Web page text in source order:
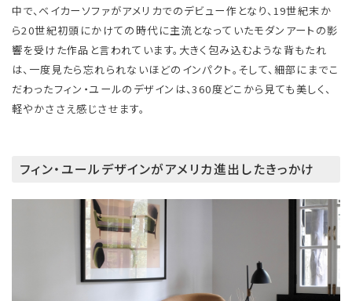
中で、ベイカーソファがアメリカでのデビュー作となり、19世紀末か
ら20世紀初頭にかけての時代に主流となっていたモダンアートの影
響を受けた作品と言われています。大きく包み込むような背もたれ
は、一度見たら忘れられないほどのインパクト。そして、細部にまでこ
だわったフィン・ユールのデザインは、360度どこから見ても美しく、
軽やかささえ感じさせます。
フィン・ユールデザインがアメリカ進出したきっかけ